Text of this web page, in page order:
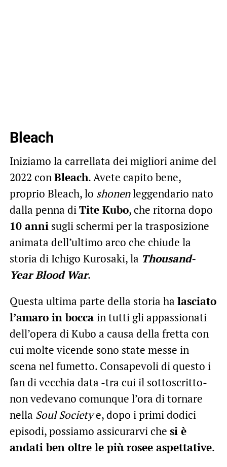
Bleach
Iniziamo la carrellata dei migliori anime del
2022 conBleach. Avete capito bene,
proprio Bleach, lo shonenleggendario nato
dalla penna diTite Kubo, che ritorna dopo
10 annisugli schermi per la trasposizione
animata dell’ultimo arco che chiude la
storia di Ichigo Kurosaki, la Thousand-
Year Blood War.
Questa ultima parte della storia ha lasciato
l’amaro in bocca in tutti gli appassionati
dell’opera di Kubo a causa della fretta con
cui molte vicende sono state messe in
scena nel fumetto. Consapevoli di questo i
fan di vecchia data -tra cui il sottoscritto-
non vedevano comunque l’ora di tornare
nella Soul Societye, dopo i primi dodici
episodi, possiamo assicurarvi che si è
andati ben oltre le più rosee aspettative.